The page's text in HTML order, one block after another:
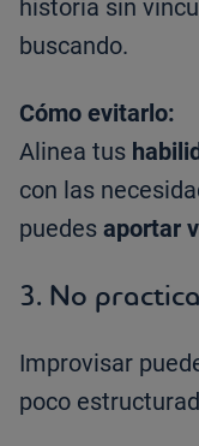
historia sin
buscando.
Cómo evitarlo:
Alinea tus
con las
puedes aportar
3. No
Improvisar
poco